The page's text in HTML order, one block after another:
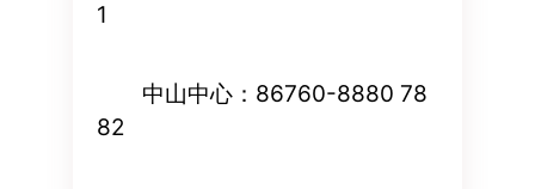
1
中山中心：86760-8880 78
82